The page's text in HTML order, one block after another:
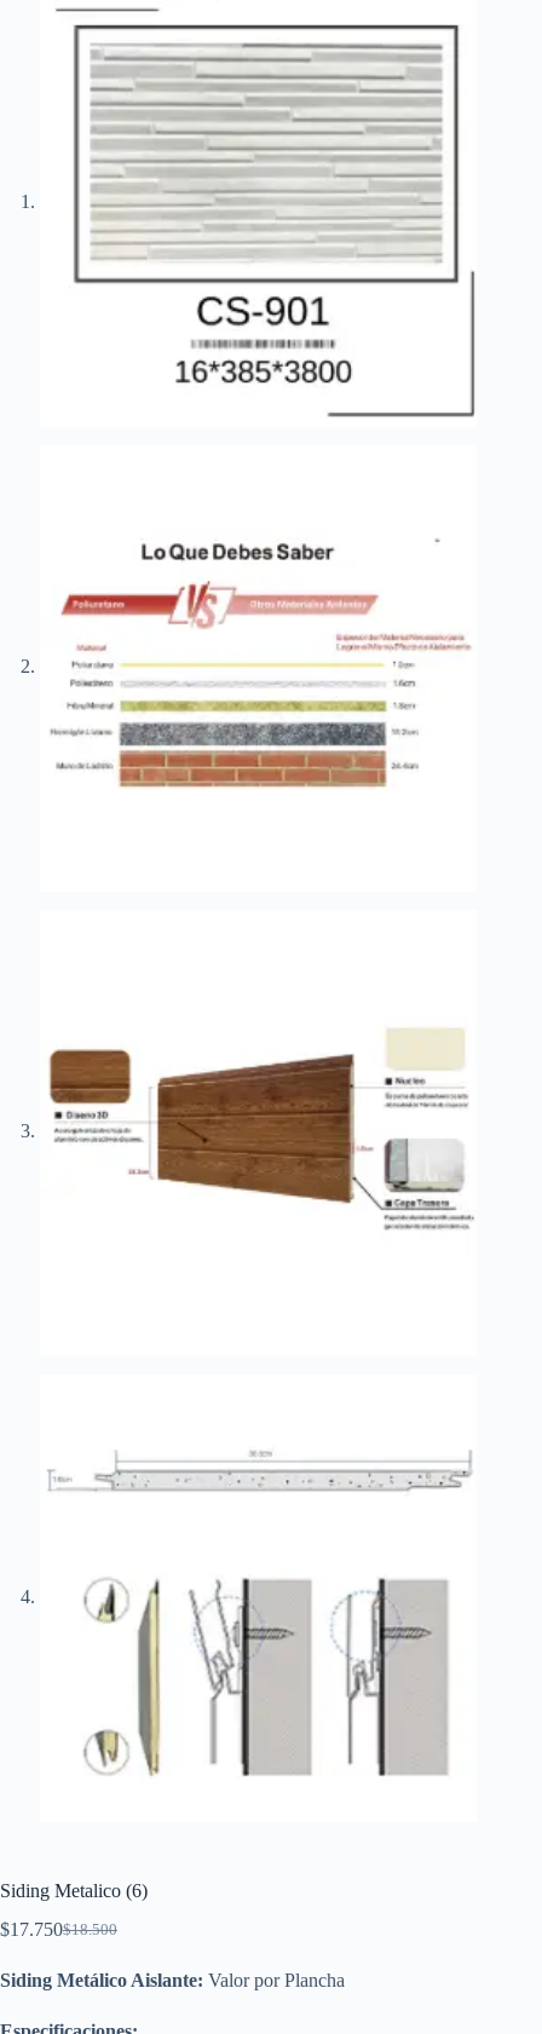
Siding Metalico (6)
$18.500
El
original
$18.500.
$17.750El
actual
$17.750.
Siding Metálico Aislante: Valor por Plancha